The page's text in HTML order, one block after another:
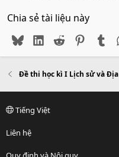
Chia sẻ tài liệu này
BlueskyLinkedIn
Reddit
Đề thi học kì I Lịch sử và
Tiếng Việt
Liên hệ